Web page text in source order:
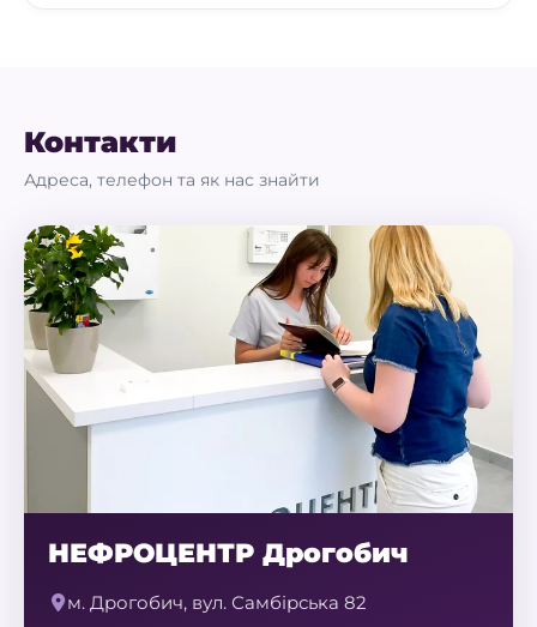
Контакти
Адреса, телефон та як нас знайти
НЕФРОЦЕНТР Дрогобич
м. Дрогобич, вул. Самбірська 82